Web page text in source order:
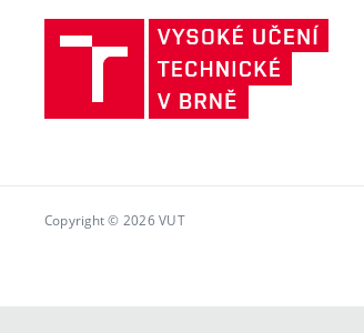
učení
Copyright © 2026 VUT